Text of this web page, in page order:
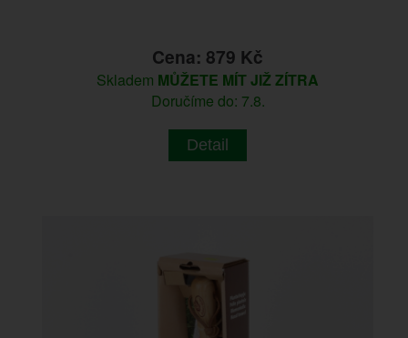
Cena: 879 Kč
Skladem MŮŽETE MÍT JIŽ ZÍTRA
Doručíme do: 7.8.
Detail